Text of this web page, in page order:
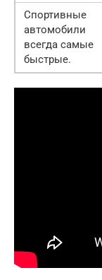
Спортивные
автомобили
всегда самые
быстрые.